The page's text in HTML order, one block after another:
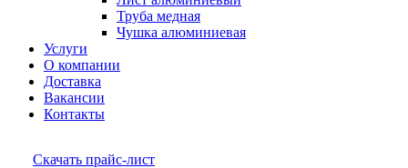
Труба медная
Чушка алюминиевая
Услуги
О компании
Доставка
Вакансии
Контакты
Скачать прайс-лист